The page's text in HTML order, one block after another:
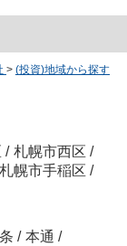
> (投資)地域から探す
/ 札幌市西区 /
札幌市手稲区 /
/ 本通 /